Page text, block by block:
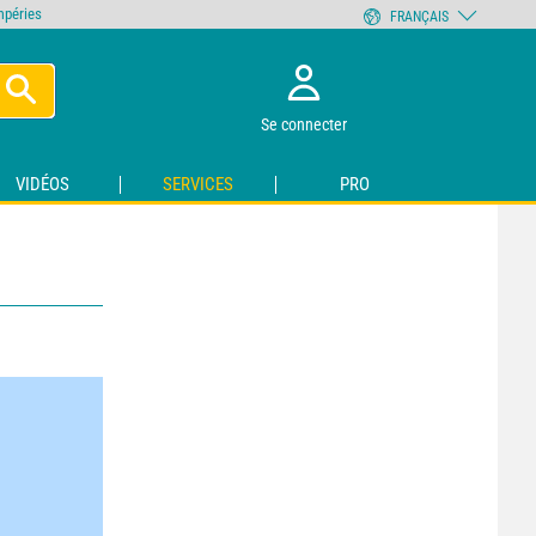
Se connecter
VIDÉOS SERVICES PRO
FRANÇAIS